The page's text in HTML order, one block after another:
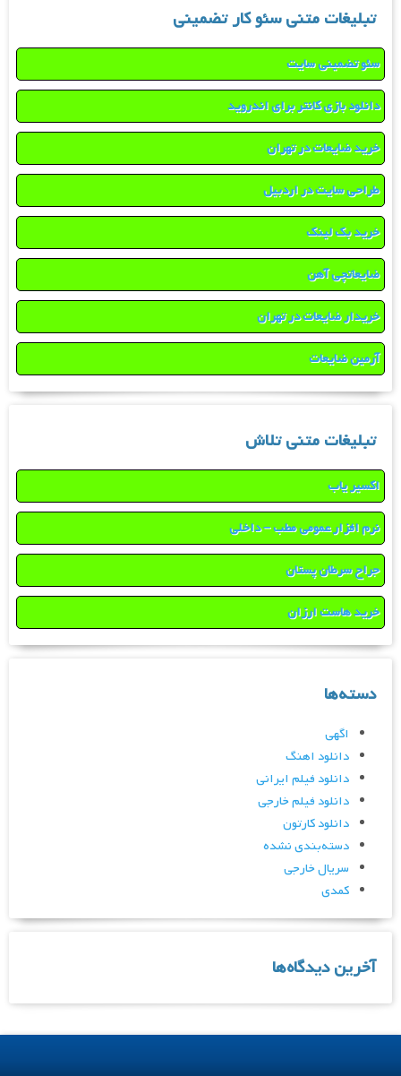
تبلیغات متنی سئو کار تضمینی
سئو تضمینی سایت
دانلود بازی کانتر برای اندروید
خرید ضایعات در تهران
طراحی سایت در اردبیل
خرید بک لینک
ضایعاتچی آهن
خریدار ضایعات در تهران
آرمین ضایعات
تبلیغات متنی تلاش
اکسیر یاب
نرم افزار عمومی مطب – داخلی
جراح سرطان پستان
خرید هاست ارزان
دسته‌ها
اگهی
دانلود اهنگ
دانلود فیلم ایرانی
دانلود فیلم خارجی
دانلود کارتون
دسته‌بندی نشده
سریال خارجی
کمدی
آخرین دیدگاه‌ها